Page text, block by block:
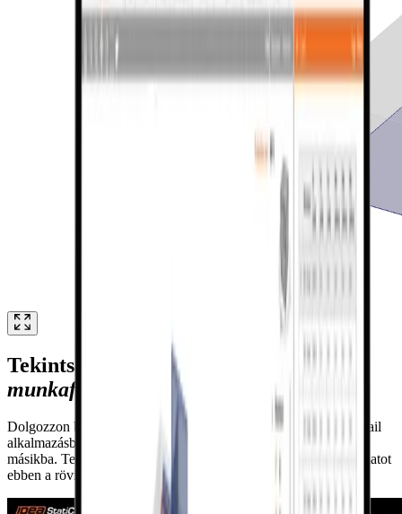
Tekintse meg az
acél-beton
munkafolyamatot
Dolgozzon beöntött lemezekkel mind a Connection, mind a Detail
alkalmazásban, és vigye át az adatokat az egyik alkalmazásból a
másikba. Tekintse meg a teljes Connection–Detail munkafolyamatot
ebben a rövid videóban.